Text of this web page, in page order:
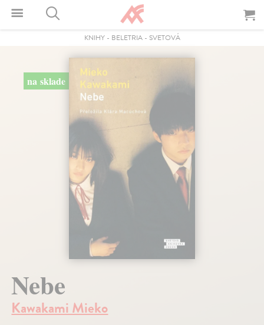
KNIHY- BELETRIA- SVETOVÁ
na sklade
Nebe
Kawakami Mieko